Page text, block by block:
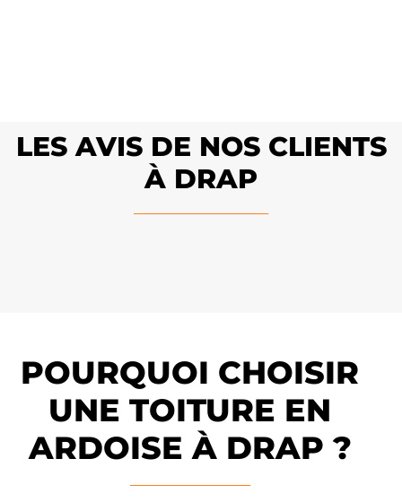
LES AVIS DE NOS CLIENTS
À DRAP
POURQUOI CHOISIR
UNE TOITURE EN
ARDOISE À DRAP ?